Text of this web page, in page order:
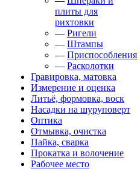
плиты для
рихтовки
— Ригели
— Штампы
— Приспособления
— Расколотки
Гравировка, матовка
Измерение и оценка
Литьё, формовка, воск
Насадки на шуруповерт
Оптика
Отмывка, очистка
Пайка, сварка
Прокатка и волочение
Рабочее место